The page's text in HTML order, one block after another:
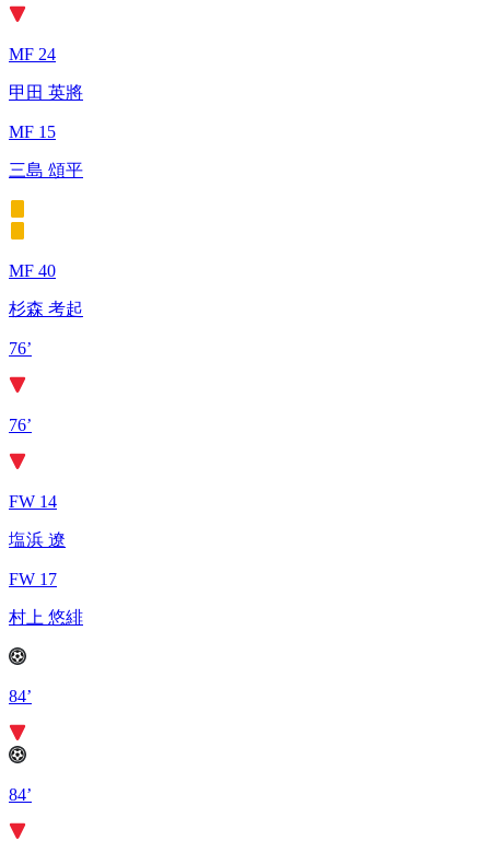
MF 24
甲田 英將
MF 15
三島 頌平
MF 40
杉森 考起
76’
76’
FW 14
塩浜 遼
FW 17
村上 悠緋
84’
84’